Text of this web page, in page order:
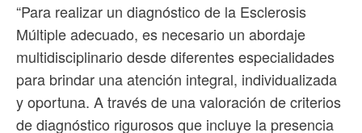
“Para realizar un diagnóstico de la Esclerosis
Múltiple adecuado, es necesario un abordaje
multidisciplinario desde diferentes especialidades
para brindar una atención integral, individualizada
y oportuna. A través de una valoración de criterios
de diagnóstico rigurosos que incluye la presencia